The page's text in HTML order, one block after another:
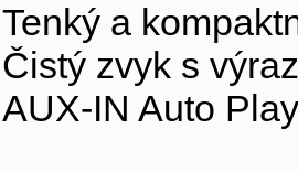
Tenký a
Čistý zvyk s
AUX-IN Auto Play